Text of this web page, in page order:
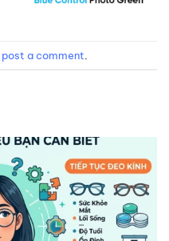
post a comment